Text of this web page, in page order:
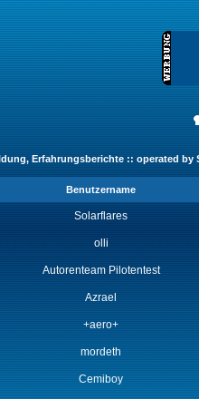
Erfahrungsberichte :: operated by
Benutzername
Solarflares
olli
Autorenteam Pilotentest
Azrael
+aero+
mordeth
Cemiboy